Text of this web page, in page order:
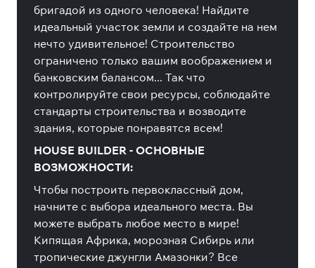
бригадой из одного человека! Найдите
идеальный участок земли и создайте на нем
нечто удивительное! Строительство
ограничено только вашим воображением и
банковским балансом... Так что
контролируйте свои ресурсы, соблюдайте
стандарты строительства и возводите
здания, которые понравятся всем!
HOUSE BUILDER - ОСНОВНЫЕ
ВОЗМОЖНОСТИ:
Чтобы построить первоклассный дом,
начните с выбора идеального места. Вы
можете выбрать любое место в мире!
Кипящая Африка, морозная Сибирь или
тропические джунгли Амазонки? Все